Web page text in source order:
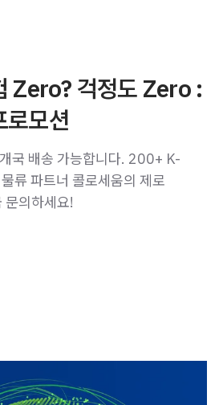
Zero? 걱정도 Zero :
로모션
국 배송 가능합니다. 200+ K-
류 파트너 콜로세움의 제로
문의하세요!